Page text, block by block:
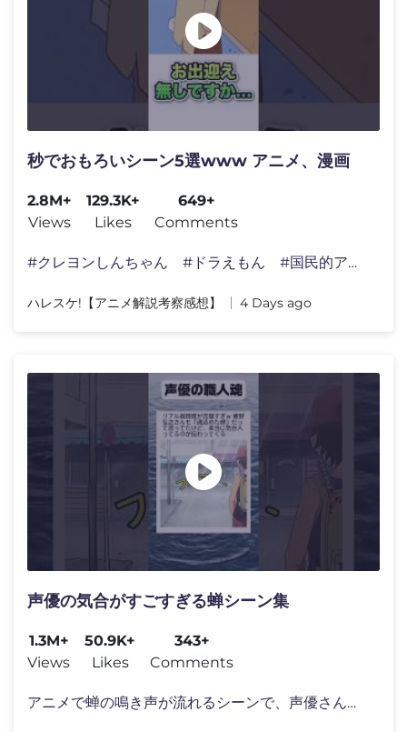
秒でおもろいシーン5選www アニメ、漫画
2.8M+
Views
129.3K+
Likes
649+
Comments
#クレヨンしんちゃん #ドラえもん #国民的アニメ
ハレスケ!【アニメ解説考察感想】 4 Days ago
声優の気合がすごすぎる蝉シーン集
1.3M+
Views
50.9K+
Likes
343+
Comments
アニメで蝉の鳴き声が流れるシーンで、声優さんが�